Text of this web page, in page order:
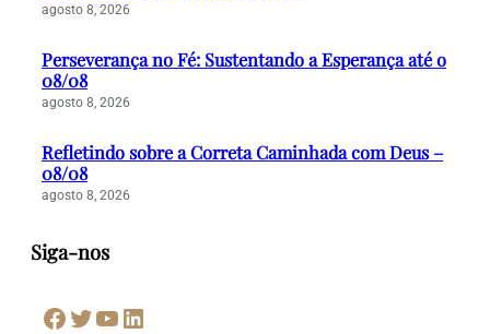
agosto 8, 2026
Perseverança no Fé: Sustentando a Esperança até o
08/08
agosto 8, 2026
Refletindo sobre a Correta Caminhada com Deus –
08/08
agosto 8, 2026
Siga-nos
Facebook Twitter Youtube LinkedIn